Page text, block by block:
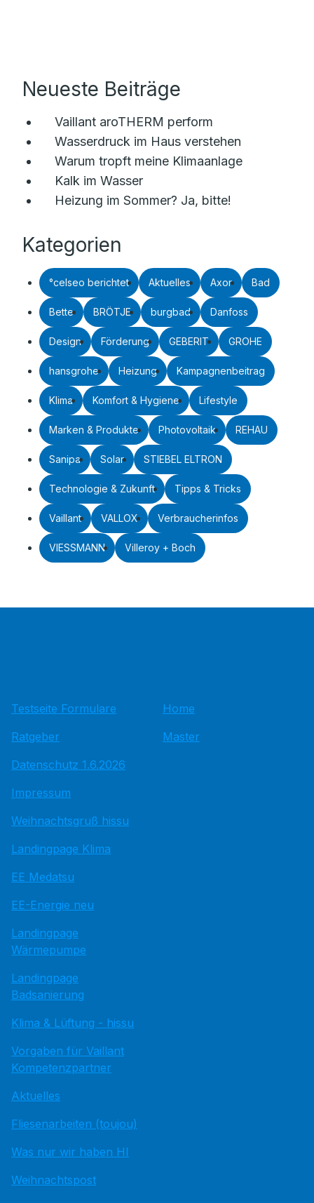
Neueste Beiträge
Vaillant aroTHERM perform
Wasserdruck im Haus verstehen
Warum tropft meine Klimaanlage
Kalk im Wasser
Heizung im Sommer? Ja, bitte!
Kategorien
°celseo berichtet Aktuelles Axor Bad
Bette BRÖTJE burgbad Danfoss
Design Förderung GEBERIT GROHE
hansgrohe Heizung Kampagnenbeitrag
Klima Komfort & Hygiene Lifestyle
Marken & Produkte Photovoltaik REHAU
Sanipa Solar STIEBEL ELTRON
Technologie & Zukunft Tipps & Tricks
Vaillant VALLOX Verbraucherinfos
VIESSMANN Villeroy + Boch
Testseite Formulare
Ratgeber
Datenschutz 1.6.2026
Impressum
Weihnachtsgruß hissu
Landingpage Klima
EE Medatsu
EE-Energie neu
Landingpage
Wärmepumpe
Landingpage
Badsanierung
Klima & Lüftung - hissu
Vorgaben für Vaillant
Kompetenzpartner
Aktuelles
Fliesenarbeiten (toujou)
Was nur wir haben HI
Weihnachtspost
Home
Master